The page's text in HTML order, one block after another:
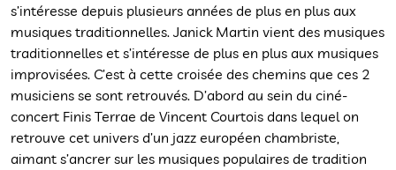
s’intéresse depuis plusieurs années de plus en plus aux
musiques traditionnelles. Janick Martin vient des musiques
traditionnelles et s’intéresse de plus en plus aux musiques
improvisées. C’est à cette croisée des chemins que ces 2
musiciens se sont retrouvés. D’abord au sein du ciné-
concert Finis Terrae de Vincent Courtois dans lequel on
retrouve cet univers d’un jazz européen chambriste,
aimant s’ancrer sur les musiques populaires de tradition